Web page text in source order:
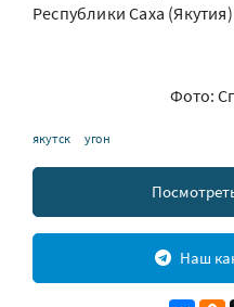
Республики Саха
Фото:
якутск угон
Наш